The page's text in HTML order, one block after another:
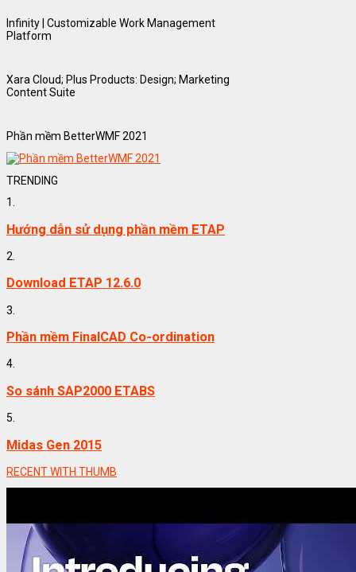
Infinity | Customizable Work Management
Platform
Xara Cloud; Plus Products: Design; Marketing
Content Suite
Phần mềm BetterWMF 2021
TRENDING
1.
Hướng dẫn sử dụng phần mềm ETAP
2.
Download ETAP 12.6.0
3.
Phần mềm FinalCAD Co-ordination
4.
So sánh SAP2000 ETABS
5.
Midas Gen 2015
RECENT WITH THUMB